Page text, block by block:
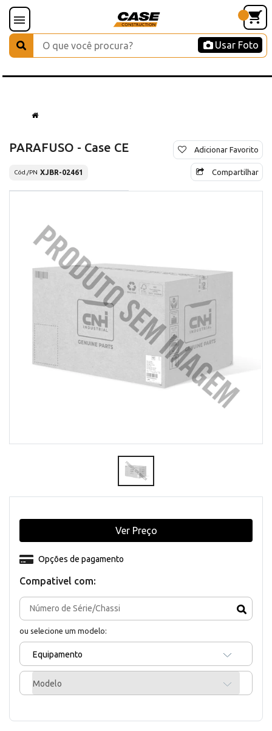
Usar Foto
PARAFUSO - Case CE
Cód./PN XJBR-02461
Adicionar Favorito
Compartilhar
Compativel com:
ou selecione um modelo:
Equipamento
Modelo
Opções de pagamento
Ver Preço